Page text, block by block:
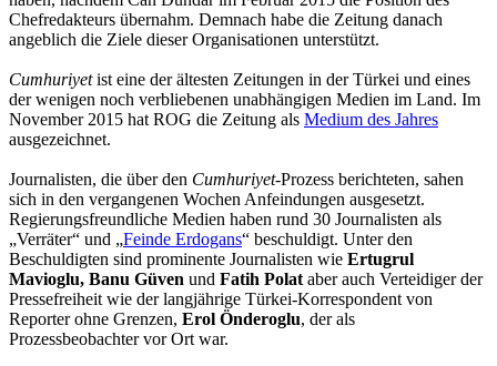
Chefredakteurs übernahm. Demnach habe die Zeitung danach
angeblich die Ziele dieser Organisationen unterstützt.
Cumhuriyetist eine der ältesten Zeitungen in der Türkei und eines
der wenigen noch verbliebenen unabhängigen Medien im Land. Im
November 2015 hat ROG die Zeitung als Medium des Jahres
ausgezeichnet.
Journalisten, die über den Cumhuriyet-Prozess berichteten, sahen
sich in den vergangenen Wochen Anfeindungen ausgesetzt.
Regierungsfreundliche Medien haben rund 30 Journalisten als
„Verräter“ und „Feinde Erdogans“ beschuldigt. Unter den
Beschuldigten sind prominente Journalisten wie Ertugrul
Mavioglu, Banu Güven und Fatih Polataber auch Verteidiger der
Pressefreiheit wie der langjährige Türkei-Korrespondent von
Reporter ohne Grenzen, Erol Önderoglu, der als
Prozessbeobachter vor Ort war.